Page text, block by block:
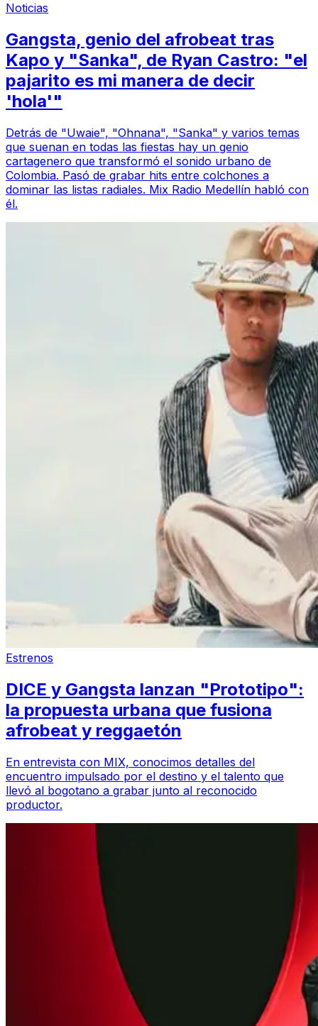
Noticias
Gangsta, genio del afrobeat tras
Kapo y "Sanka", de Ryan Castro: "el
pajarito es mi manera de decir
'hola'"
Detrás de "Uwaie", "Ohnana", "Sanka" y varios temas
que suenan en todas las fiestas hay un genio
cartagenero que transformó el sonido urbano de
Colombia. Pasó de grabar hits entre colchones a
dominar las listas radiales. Mix Radio Medellín habló con
él.
Estrenos
DICE y Gangsta lanzan "Prototipo":
la propuesta urbana que fusiona
afrobeat y reggaetón
En entrevista con MIX, conocimos detalles del
encuentro impulsado por el destino y el talento que
llevó al bogotano a grabar junto al reconocido
productor.